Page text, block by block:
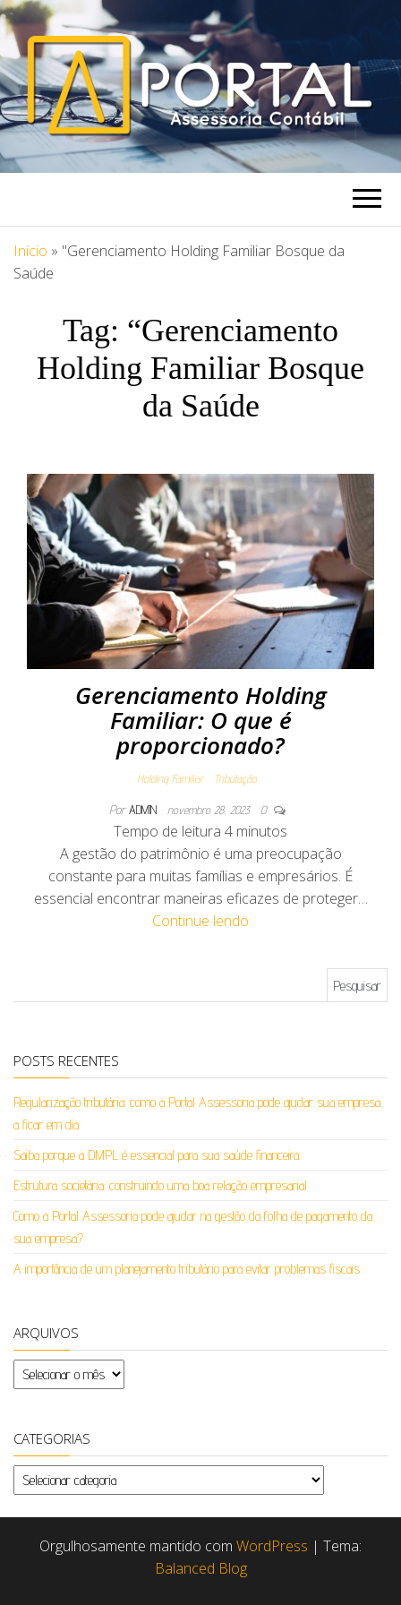
PORTAL
ASSESSORIA
Blog Portal Assessoria
Início » "Gerenciamento Holding Familiar Bosque da
Saúde
Tag: “Gerenciamento
Holding Familiar Bosque
da Saúde
Gerenciamento Holding
Familiar: O que é
proporcionado?
Holding Familiar Tributação
Por ADMIN novembro 28, 2023 0
Tempo de leitura 4 minutos
A gestão do patrimônio é uma preocupação
constante para muitas famílias e empresários. É
essencial encontrar maneiras eficazes de proteger…
Continue lendo
POSTS RECENTES
Regularização tributária: como a Portal Assessoria pode ajudar sua empresa
a ficar em dia
Saiba porque a DMPL é essencial para sua saúde financeira
Estrutura societária: construindo uma boa relação empresarial
Como a Portal Assessoria pode ajudar na gestão da folha de pagamento da
sua empresa?
A importância de um planejamento tributário para evitar problemas fiscais
ARQUIVOS
Arquivos
CATEGORIAS
Categorias
Orgulhosamente mantido com WordPress | Tema:
Balanced Blog